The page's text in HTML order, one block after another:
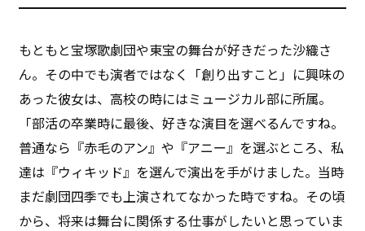
もともと宝塚歌劇団や東宝の舞台が好きだった沙織さ
ん。その中でも演者ではなく「創り出すこと」に興味の
あった彼女は、高校の時にはミュージカル部に所属。
「部活の卒業時に最後、好きな演目を選べるんですね。
普通なら『赤毛のアン』や『アニー』を選ぶところ、私
達は『ウィキッド』を選んで演出を手がけました。当時
まだ劇団四季でも上演されてなかった時ですね。その頃
から、将来は舞台に関係する仕事がしたいと思っていま